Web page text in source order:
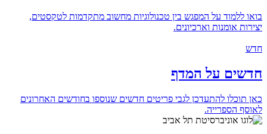
בואו ללמוד על המפגש בין טכנולוגיות מחשוב מתקדמות לטקסטים,
יצירות אומנות וארכיונים.
חדש
חדשים על המדף
כאן תוכלו להתעדכן לגבי פריטים חדשים שנוספו בחודשים האחרונים
לאוסף הספרייה.